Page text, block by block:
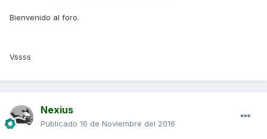
Bienvenido al foro.
Vssss
Nexius
Publicado 16 de Noviembre del 2016